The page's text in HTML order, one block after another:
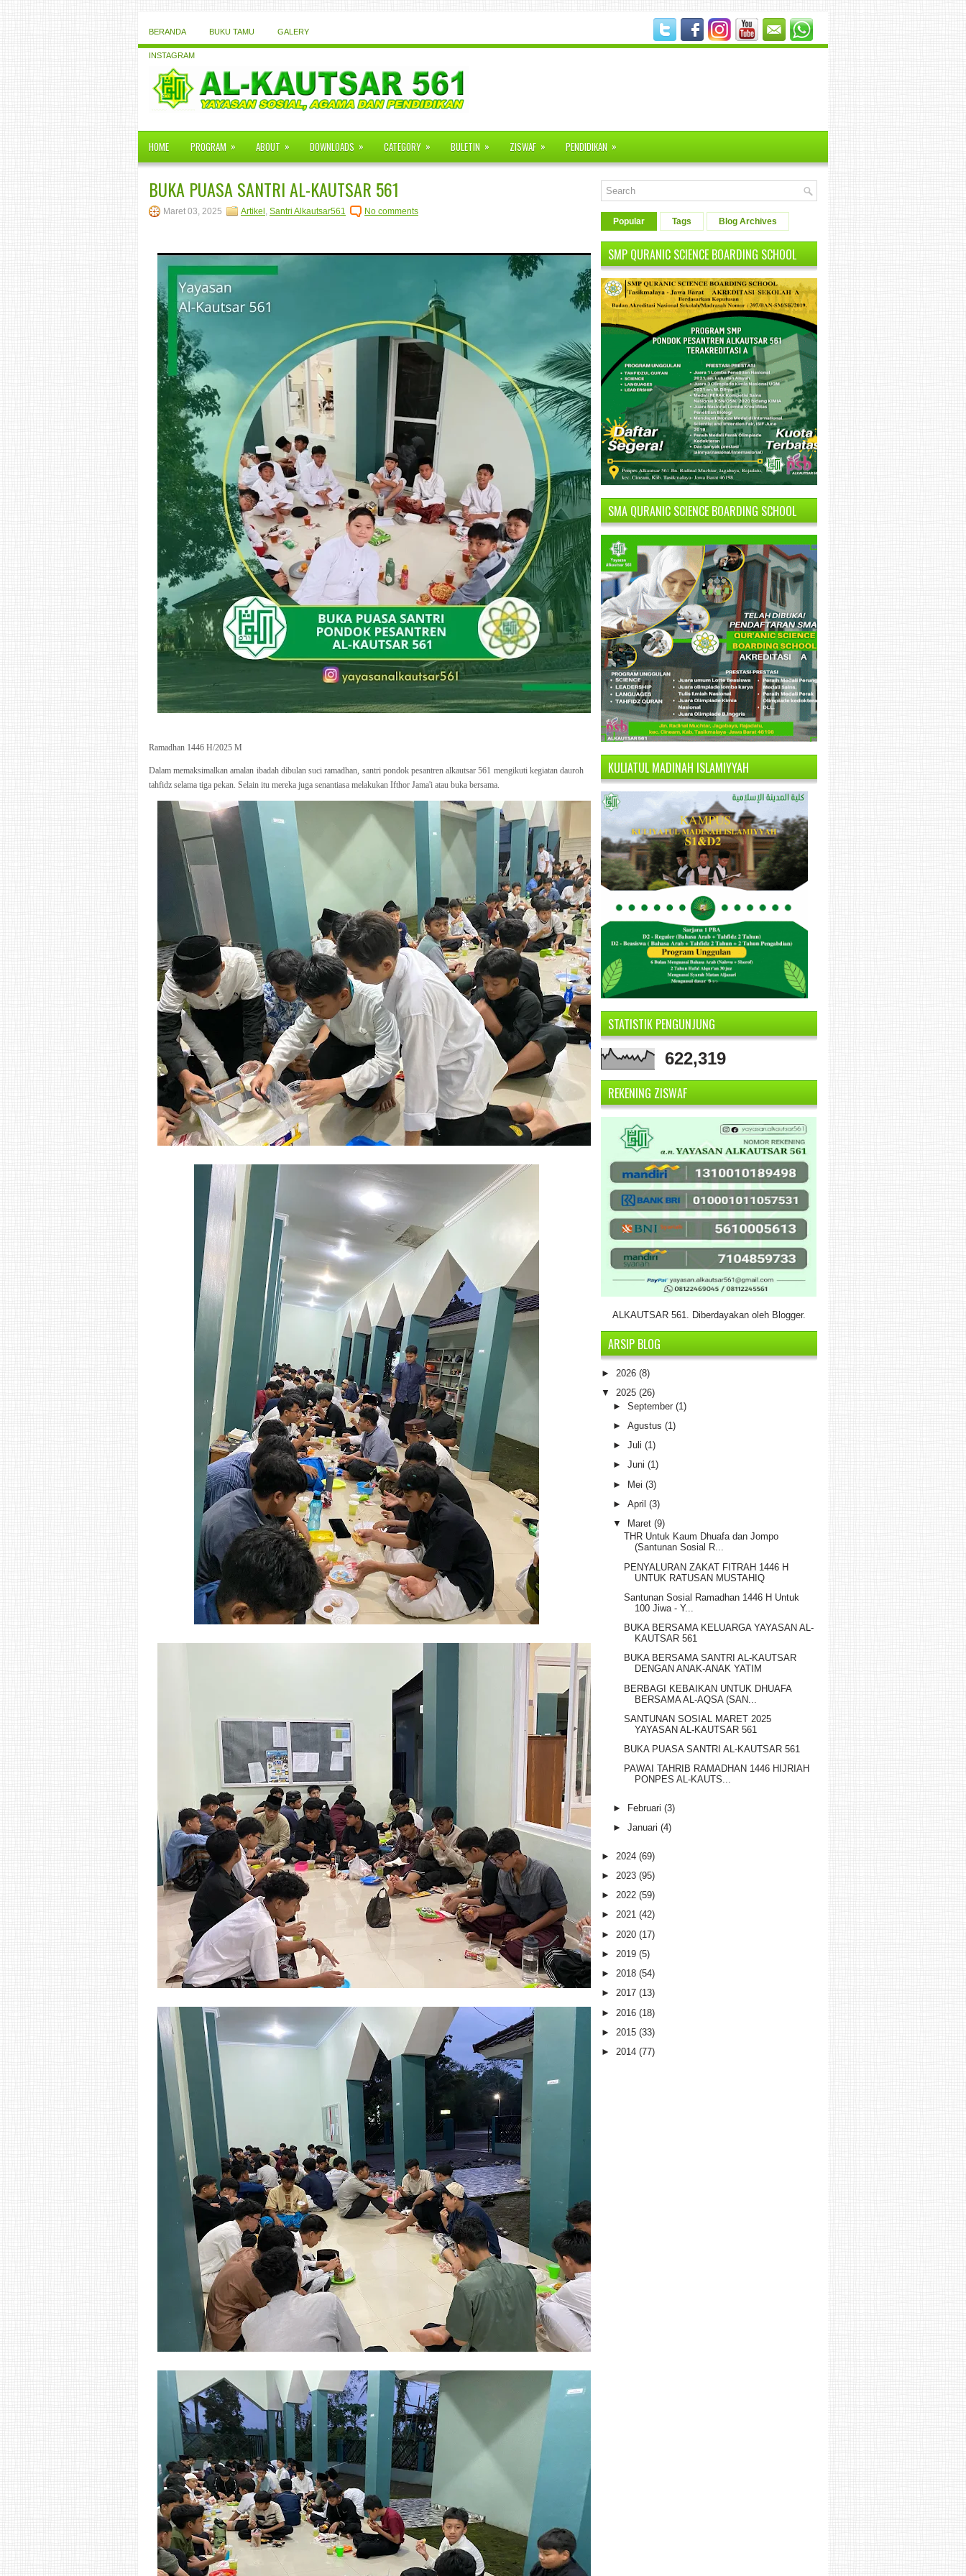
BERANDA BUKU TAMU GALERY
INSTAGRAM
HOME PROGRAM » ABOUT » DOWNLOADS » CATEGORY » BULETIN » ZISWAF » PENDIDIKAN »
BUKA PUASA SANTRI AL-KAUTSAR 561
Maret 03, 2025 Artikel , Santri Alkautsar561 No comments
Ramadhan 1446 H/2025 M
Dalam memaksimalkan amalan ibadah dibulan suci ramadhan, santri pondok pesantren alkautsar 561 mengikuti kegiatan dauroh
tahfidz selama tiga pekan. Selain itu mereka juga senantiasa melakukan Ifthor Jama'i atau buka bersama.
Popular Tags Blog Archives
SMP QURANIC SCIENCE BOARDING SCHOOL
SMA QURANIC SCIENCE BOARDING SCHOOL
KULIATUL MADINAH ISLAMIYYAH
STATISTIK PENGUNJUNG
622,319
REKENING ZISWAF
ALKAUTSAR 561. Diberdayakan oleh Blogger.
ARSIP BLOG
► 2026 (8)
▼ 2025 (26)
► September (1)
► Agustus (1)
► Juli (1)
► Juni (1)
► Mei (3)
► April (3)
▼
Maret (9)
THR Untuk Kaum Dhuafa dan Jompo
(Santunan Sosial R...
PENYALURAN ZAKAT FITRAH 1446 H
UNTUK RATUSAN MUSTAHIQ
Santunan Sosial Ramadhan 1446 H Untuk
100 Jiwa - Y...
BUKA BERSAMA KELUARGA YAYASAN AL-
KAUTSAR 561
BUKA BERSAMA SANTRI AL-KAUTSAR
DENGAN ANAK-ANAK YATIM
BERBAGI KEBAIKAN UNTUK DHUAFA
BERSAMA AL-AQSA (SAN...
SANTUNAN SOSIAL MARET 2025
YAYASAN AL-KAUTSAR 561
BUKA PUASA SANTRI AL-KAUTSAR 561
PAWAI TAHRIB RAMADHAN 1446 HIJRIAH
PONPES AL-KAUTS...
► Februari (3)
► Januari (4)
► 2024 (69)
► 2023 (95)
► 2022 (59)
► 2021 (42)
► 2020 (17)
► 2019 (5)
► 2018 (54)
► 2017 (13)
► 2016 (18)
► 2015 (33)
► 2014 (77)